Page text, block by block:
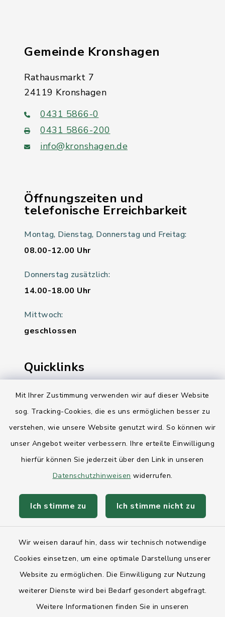
Mit Ihrer Zustimmung verwenden wir auf dieser Website
sog. Tracking-Cookies, die es uns ermöglichen besser zu
verstehen, wie unsere Website genutzt wird. So können wir
unser Angebot weiter verbessern. Ihre erteilte Einwilligung
hierfür können Sie jederzeit über den Link in unseren
Datenschutzhinweisen widerrufen.
Ich stimme zu Ich stimme nicht zu
Wir weisen darauf hin, dass wir technisch notwendige
Cookies einsetzen, um eine optimale Darstellung unserer
Website zu ermöglichen. Die Einwilligung zur Nutzung
weiterer Dienste wird bei Bedarf gesondert abgefragt.
Weitere Informationen finden Sie in unseren
Gemeinde Kronshagen
Rathausmarkt 7
24119 Kronshagen
0431 5866-0
0431 5866-200
info@kronshagen.de
Öffnungszeiten und
telefonische Erreichbarkeit
Montag, Dienstag, Donnerstag und Freitag:
08.00-12.00 Uhr
Donnerstag zusätzlich:
14.00-18.00 Uhr
Mittwoch:
geschlossen
Quicklinks
Ihre Behördennummer 115
Landesregierung Schleswig-Holstein
AktivRegion Mittelholstein
Anfahrt
Datenschutz